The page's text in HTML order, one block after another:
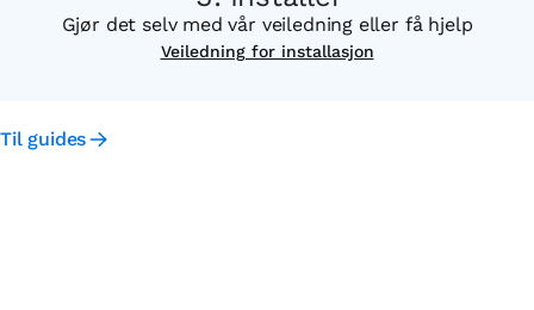
Gjør det selv med vår veiledning eller få hjelp
Veiledning for installasjon
Til guides